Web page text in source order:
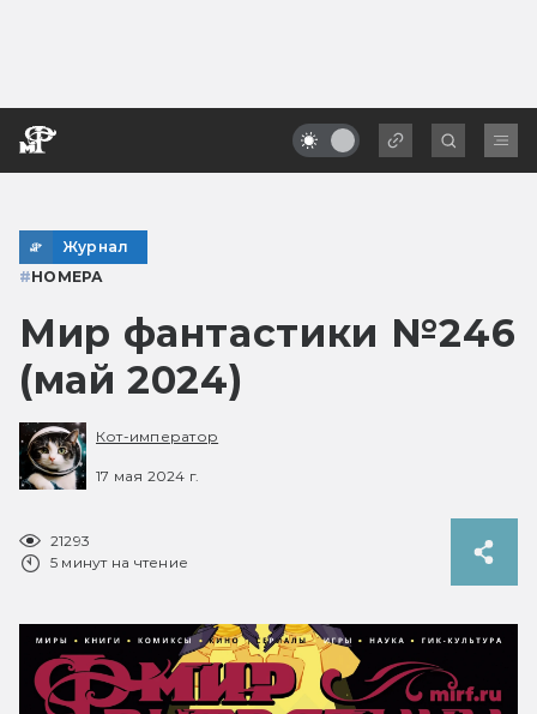
Журнал
#НОМЕРА
Мир фантастики №246
(май 2024)
Кот-император
17 мая 2024 г.
21293
5 минут на чтение